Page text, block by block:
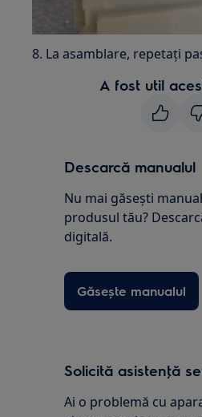
8. La asamblare, repetați
A fost util
Descarcă manualul
Nu mai găsești
produsul tău?
digitală.
Găsește manualul
Solicită asistenţă
Ai o problemă cu